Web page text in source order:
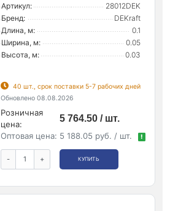
Артикул:
28012DEK
Бренд:
DEKraft
Длина, м:
0.1
Ширина, м:
0.05
Высота, м:
0.03
40 шт., срок поставки 5-7 рабочих дней
Обновлено 08.08.2026
Розничная
цена:
5 764.50 / шт.
Оптовая цена: 5 188.05 руб. / шт. !
- + КУПИТЬ